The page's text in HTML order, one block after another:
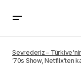
Seyrederiz –
’70s Show, Netflix’ten